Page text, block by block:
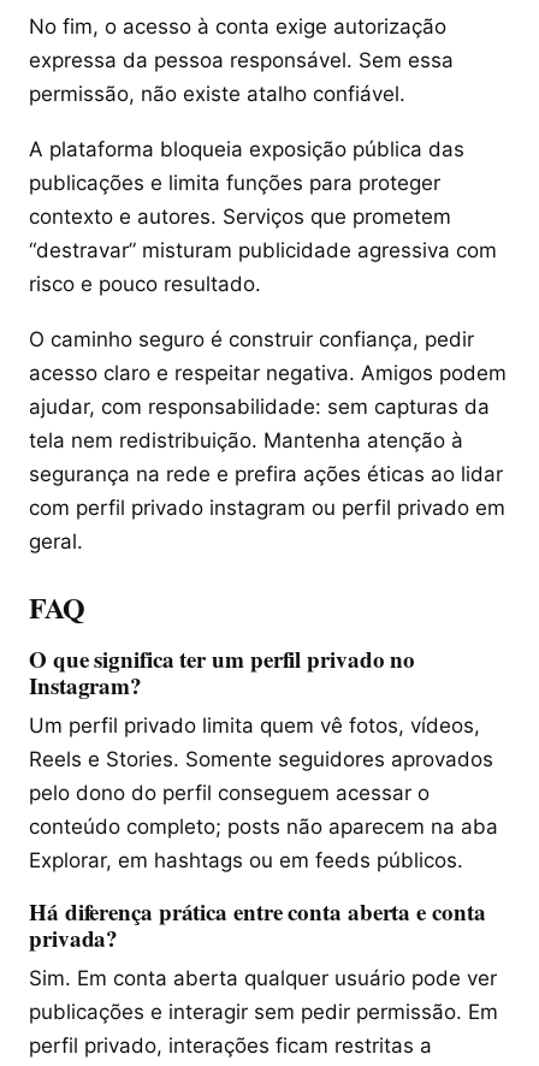
No fim, o acesso à conta exige autorização
expressa da pessoa responsável. Sem essa
permissão, não existe atalho confiável.
A plataforma bloqueia exposição pública das
publicações e limita funções para proteger
contexto e autores. Serviços que prometem
“destravar” misturam publicidade agressiva com
risco e pouco resultado.
O caminho seguro é construir confiança, pedir
acesso claro e respeitar negativa. Amigos podem
ajudar, com responsabilidade: sem capturas da
tela nem redistribuição. Mantenha atenção à
segurança na rede e prefira ações éticas ao lidar
com perfil privado instagram ou perfil privado em
geral.
FAQ
O que significa ter um perfil privado no
Instagram?
Um perfil privado limita quem vê fotos, vídeos,
Reels e Stories. Somente seguidores aprovados
pelo dono do perfil conseguem acessar o
conteúdo completo; posts não aparecem na aba
Explorar, em hashtags ou em feeds públicos.
Há diferença prática entre conta aberta e conta
privada?
Sim. Em conta aberta qualquer usuário pode ver
publicações e interagir sem pedir permissão. Em
perfil privado, interações ficam restritas a